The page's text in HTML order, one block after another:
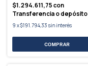
$1.294.611,75con
Transferencia o depósito
9 x$191.794,33 sin interés